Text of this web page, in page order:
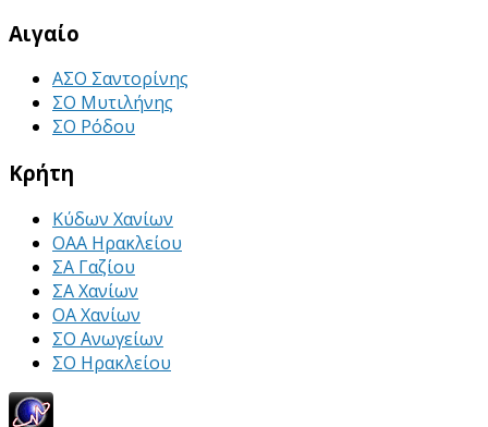
Αιγαίο
ΑΣΟ Σαντορίνης
ΣΟ Μυτιλήνης
ΣΟ Ρόδου
Κρήτη
Κύδων Χανίων
ΟΑΑ Ηρακλείου
ΣΑ Γαζίου
ΣΑ Χανίων
ΟΑ Χανίων
ΣΟ Ανωγείων
ΣΟ Ηρακλείου